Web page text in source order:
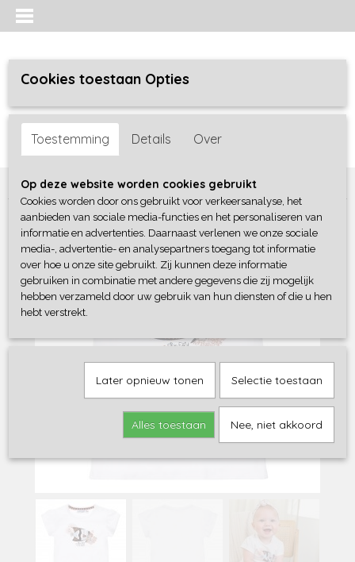
Inloggen Registreren
Home >Meisjes baby>shirts / tunieken>Dirkje
Cookies toestaan Opties
Toestemming Details Over
Op deze website worden cookies gebruikt
Cookies worden door ons gebruikt voor verkeersanalyse, het
aanbieden van sociale media-functies en het personaliseren van
informatie en advertenties. Daarnaast verlenen we onze sociale
media-, advertentie- en analysepartners toegang tot informatie
over hoe u onze site gebruikt. Zij kunnen deze informatie
gebruiken in combinatie met andere gegevens die zij mogelijk
hebben verzameld door uw gebruik van hun diensten of die u hen
hebt verstrekt.
Later opnieuw tonen Selectie toestaan
Alles toestaan Nee, niet akkoord